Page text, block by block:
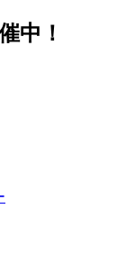
中！